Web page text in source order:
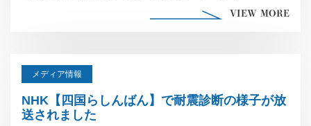
VIEW MORE
メディア情報
NHK【四国らしんばん】で耐震診断の様子が放
送されました